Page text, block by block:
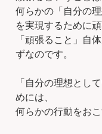
何らかの「自分の
を実現するために
「頑張ること」自
ずなのです。
「自分の理想とし
めには、
何らかの行動をお